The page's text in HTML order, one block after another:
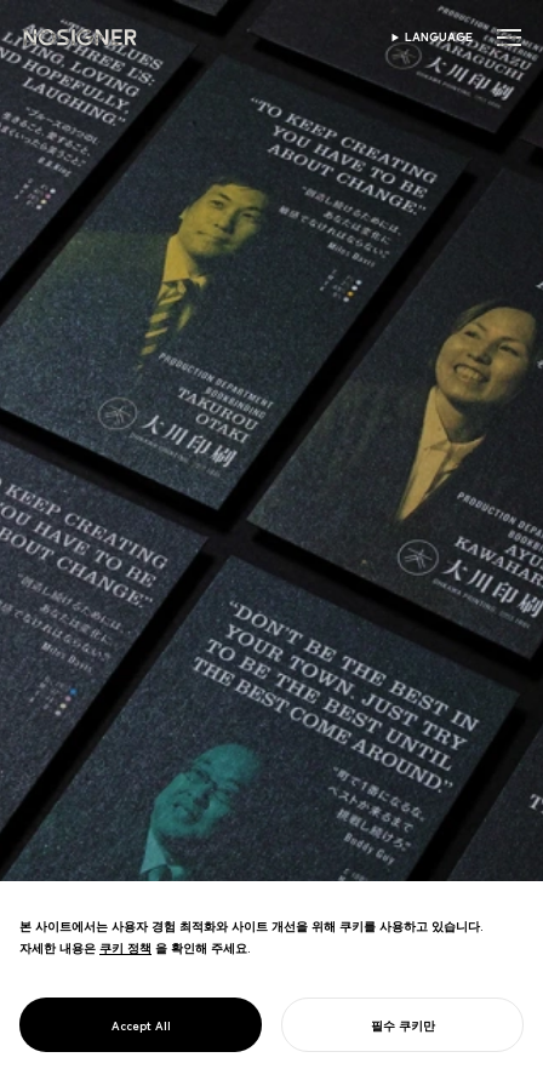
홈 SELECT LANGUAGE
LANGUAGE
OHKAWA
PRINTING
로 리브랜딩되어 일본의 주요 SDGs 이니셔
티브가 되었습니다.
본 사이트에서는 사용자 경험 최적화와 사이트 개선을 위해 쿠키를 사용하고 있습니다.
자세한 내용은 쿠키 정책
쿠키 정책 을 확인해 주세요.
Accept All 필수 쿠키만